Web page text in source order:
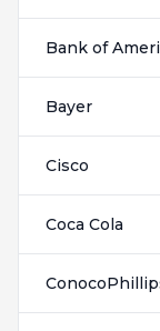
Bank of
Bayer
Cisco
Coca Cola